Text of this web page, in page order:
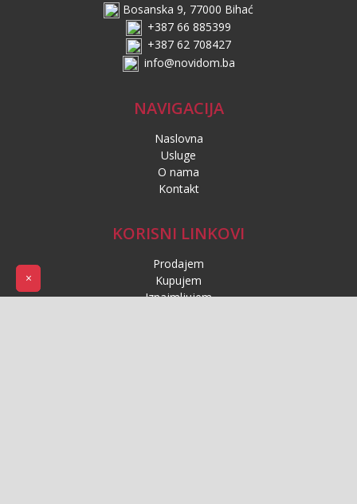
×
Bosanska 9, 77000 Bihać
+387 66 885399
+387 62 708427
info@novidom.ba
NAVIGACIJA
Naslovna
Usluge
O nama
Kontakt
KORISNI LINKOVI
Prodajem
Kupujem
Iznajmljujem